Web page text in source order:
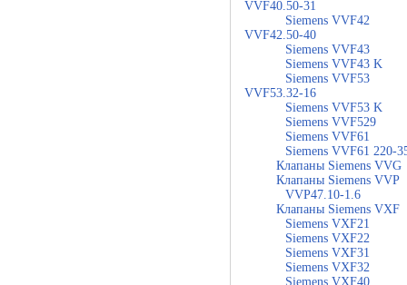
VVF40.50-31
Siemens VVF42
VVF42.50-40
Siemens VVF43
Siemens VVF43 K
Siemens VVF53
VVF53.32-16
Siemens VVF53 K
Siemens VVF529
Siemens VVF61
Siemens VVF61 220-
Клапаны Siemens VVG
Клапаны Siemens VVP
VVP47.10-1.6
Клапаны Siemens VXF
Siemens VXF21
Siemens VXF22
Siemens VXF31
Siemens VXF32
Siemens VXF40